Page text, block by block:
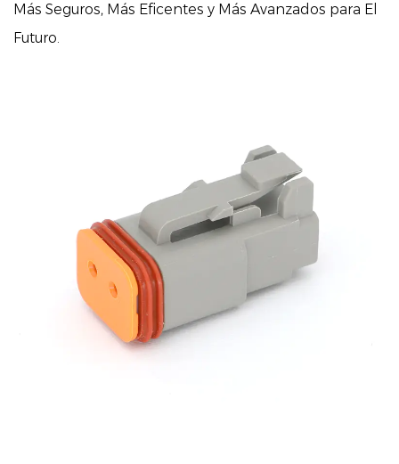
Más Seguros, Más Eficentes y Más Avanzados para El
Futuro.